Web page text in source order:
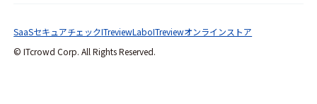
© ITcrowd Corp. All Rights Reserved.
SaaSセキュアチェックITreviewLaboITreviewオンラインストア